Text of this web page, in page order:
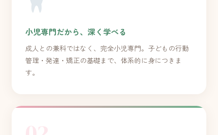
小児専門だから、深く学べる
成人との兼科ではなく、完全小児専門。子どもの行動
管理・発達・矯正の基礎まで、体系的に身につきま
す。